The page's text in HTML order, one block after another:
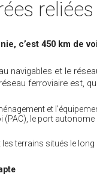
c’est 450 km de
navigables et le
ferroviaire est,
et
le port autonome
terrains situés le